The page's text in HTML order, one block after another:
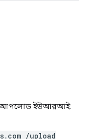
আপলোড ইউআরআই:
/upload